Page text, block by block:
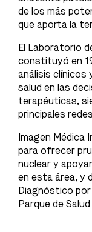
de los más
que aporta la
El Laboratorio
constituyó en
análisis clínicos
salud en las
terapéuticas,
principales
Imagen Médica
para ofrecer
nuclear y
en esta área, y
Diagnóstico por
Parque de Salud